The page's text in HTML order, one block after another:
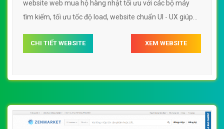
website web mua hộ hàng nhật tối ưu với các bộ máy
tìm kiếm, tối ưu tốc độ load, website chuẩn UI - UX giúp
hàng nhật hncmuacom
CHI TIẾT WEBSITE XEM WEBSITE